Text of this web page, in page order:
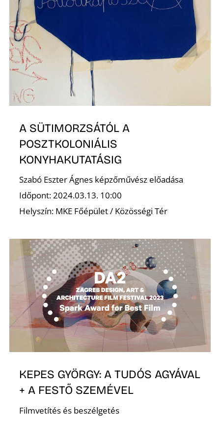
A SÜTIMORZSÁTÓL A
POSZTKOLONIÁLIS
KONYHAKUTATÁSIG
Szabó Eszter Ágnes képzőművész előadása
Időpont: 2024.03.13. 10:00
Helyszín: MKE Főépület / Közösségi Tér
KEPES GYÖRGY: A TUDÓS AGYÁVAL
+ A FESTŐ SZEMÉVEL
Filmvetítés és beszélgetés